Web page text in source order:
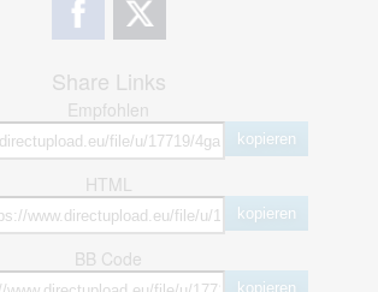
Share Links
Empfohlen
kopieren
HTML
kopieren
BB Code
kopieren